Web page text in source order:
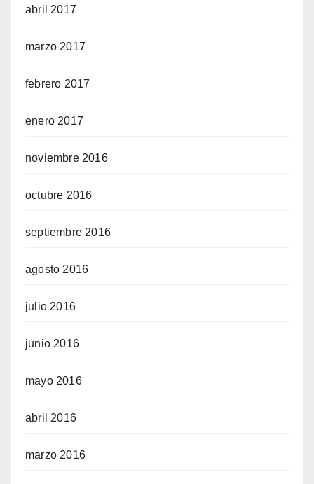
abril 2017
marzo 2017
febrero 2017
enero 2017
noviembre 2016
octubre 2016
septiembre 2016
agosto 2016
julio 2016
junio 2016
mayo 2016
abril 2016
marzo 2016